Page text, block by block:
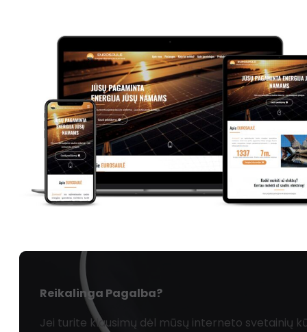
Reikalinga Pagalba?
Jei turite klausimų dėl mūsų interneto svetainių